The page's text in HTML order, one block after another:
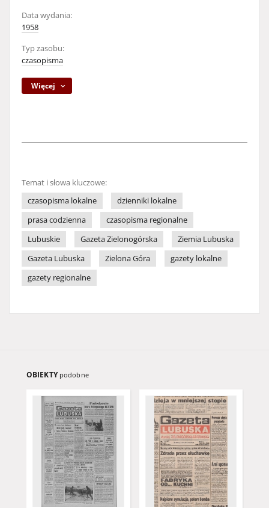
Data wydania:
1958
Typ zasobu:
czasopisma
Więcej
Temat i słowa kluczowe:
czasopisma lokalne
dzienniki lokalne
prasa codzienna
czasopisma regionalne
Lubuskie
Gazeta Zielonogórska
Ziemia Lubuska
Gazeta Lubuska
Zielona Góra
gazety lokalne
gazety regionalne
OBIEKTY podobne